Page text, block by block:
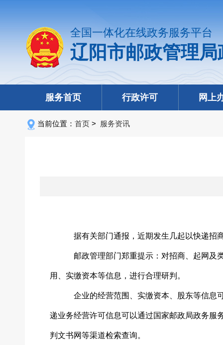
全国一体化在线政务服务平台
辽阳市邮政管理
服务首页 行政许可 网上
当前位置： 首页 > 服务资讯
据有关部门通报，近期发生几起以快递招
邮政管理部门郑重提示：对招商、起网及
用、实缴资本等信息，进行合理研判。
企业的经营范围、实缴资本、股东等信息
递业务经营许可信息可以通过国家邮政局政务服
判文书网等渠道检索查询。